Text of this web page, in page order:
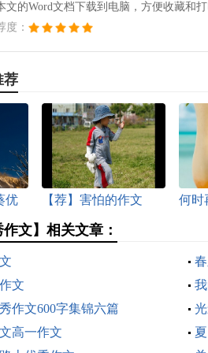
文的Word文档下载到电脑，方便收藏和
度：
荐
优
【荐】害怕的作文
何时
作文】相关文章：
文
作文600字集锦六篇
高一作文